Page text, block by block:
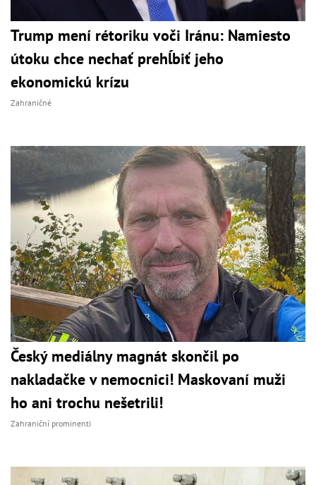
Trump mení rétoriku voči Iránu: Namiesto
útoku chce nechať prehĺbiť jeho
ekonomickú krízu
Zahraničné
Český mediálny magnát skončil po
nakladačke v nemocnici! Maskovaní muži
ho ani trochu nešetrili!
Zahraniční prominenti